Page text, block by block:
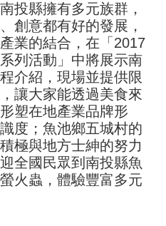
投縣擁有多元族群，
創意都有好的發展，
業的結合，在「2017
列活動」中將展示南
介紹，現場並提供限
讓大家能透過美食來
塑在地產業品牌形
度；魚池鄉五城村的
極與地方士紳的努力
全國民眾到南投縣魚
火蟲，體驗豐富多元